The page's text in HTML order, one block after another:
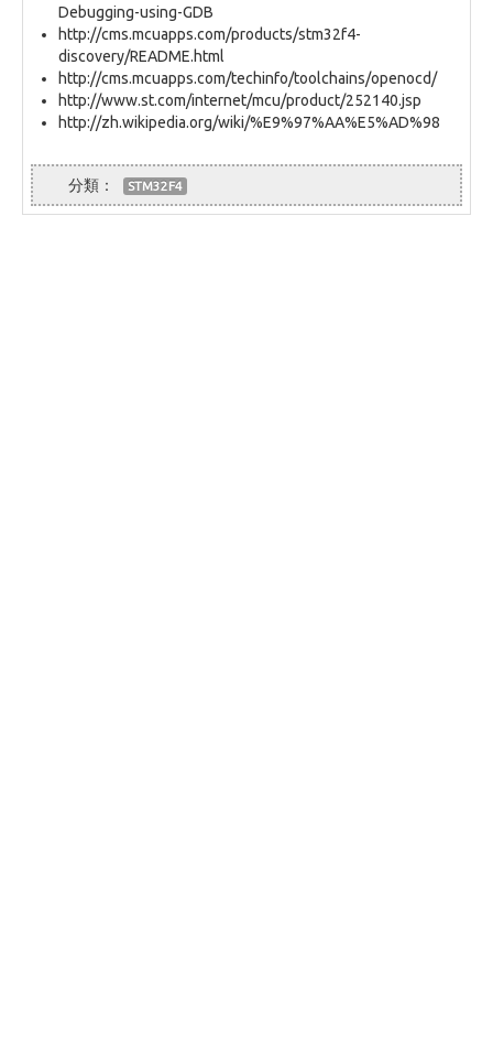
Debugging-using-GDB
http://cms.mcuapps.com/products/stm32f4-
discovery/README.html
http://cms.mcuapps.com/techinfo/toolchains/openocd/
http://www.st.com/internet/mcu/product/252140.jsp
http://zh.wikipedia.org/wiki/%E9%97%AA%E5%AD%98
STM32F4